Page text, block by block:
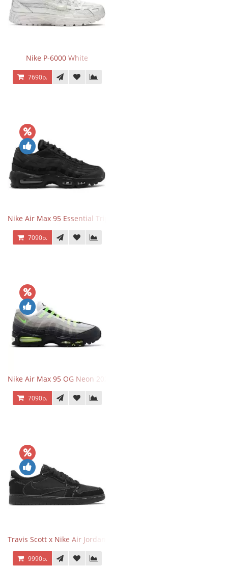
Nike P-6000 White
7690р.
Nike Air Max 95 Essential Triple Black
7090р.
Nike Air Max 95 OG Neon 2025
7090р.
Travis Scott x Nike Air Jordan 1 Retro Low OG SP Black Phantom
9990р.